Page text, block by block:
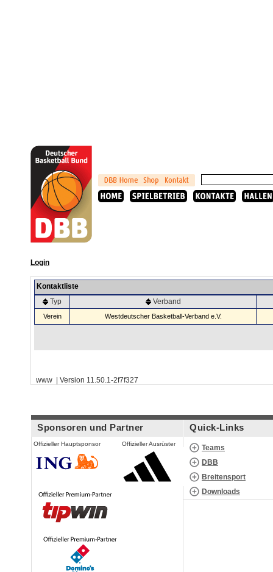
Login
Kontaktliste
Typ
Verband
Verein Westdeutscher Basketball-Verband e.V.
www | Version 11.50.1-2f7f327
Sponsoren und Partner
Offizieller Hauptsponsor Offizieller Ausrüster
Quick-Links
Teams
DBB
Breitensport
Downloads